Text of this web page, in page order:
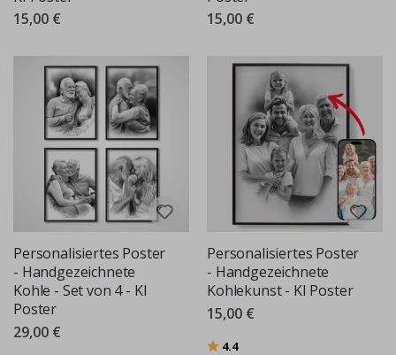
15,00 €
15,00 €
Personalisiertes Poster
- Handgezeichnete
Kohle - Set von 4 - KI
Poster
29,00 €
Personalisiertes Poster
- Handgezeichnete
Kohlekunst - KI Poster
15,00 €
Bewertung:
4.4von 5 Sternen